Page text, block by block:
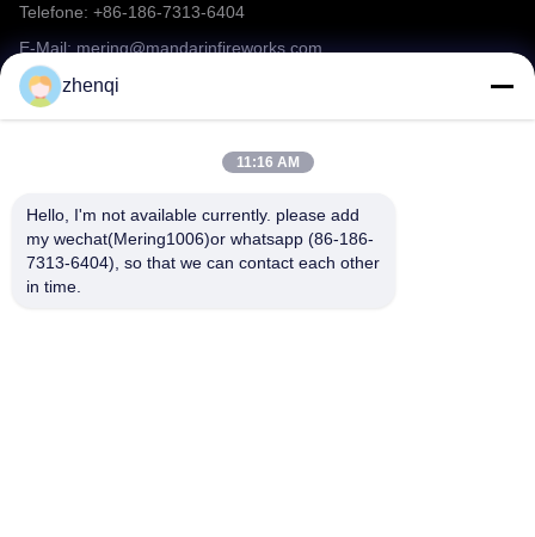
Telefone: +86-186-7313-6404
E-Mail: mering@mandarinfireworks.com
Schnelle Links
zhenqi
11:16 AM
Hello, I'm not available currently. please add
my wechat(Mering1006)or whatsapp (86-186-
7313-6404), so that we can contact each other
in time.